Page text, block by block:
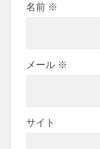
名前 ※
メール ※
サイト